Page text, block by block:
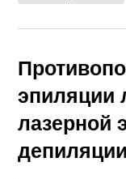
эпиляции
лазерной
депиляции